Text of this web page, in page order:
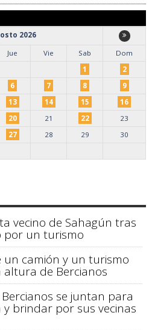
2026
Jue Vie Sab
Dom
1
2
6 7 8
9
13 14 15
16
20 21 22
23
27 28 29
30
vecino de Sahagún tras
por un turismo
un camión y un turismo
altura de Bercianos
se juntan para
brindar por sus vecinas